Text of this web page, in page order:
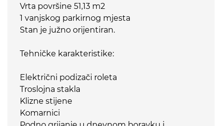
Vrta površine 51,13 m2
1 vanjskog parkirnog mjesta
Stan je južno orijentiran.
Tehničke karakteristike:
Električni podizači roleta
Troslojna stakla
Klizne stijene
Komarnici